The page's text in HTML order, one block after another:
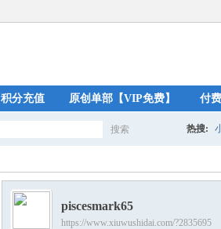
积分充值 原创单部【VIP免费】 付
搜索
索
热搜:
piscesmark65
https://www.xiuwushidai.com/?2835695